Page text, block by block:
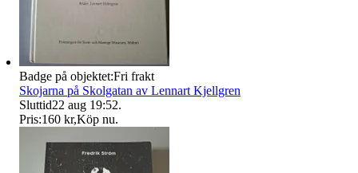
Badge på objektet:Fri frakt
Skojarna på Skolgatan av Lennart Kjellgren
Sluttid22 aug 19:52.
Pris:160 kr,Köp nu.